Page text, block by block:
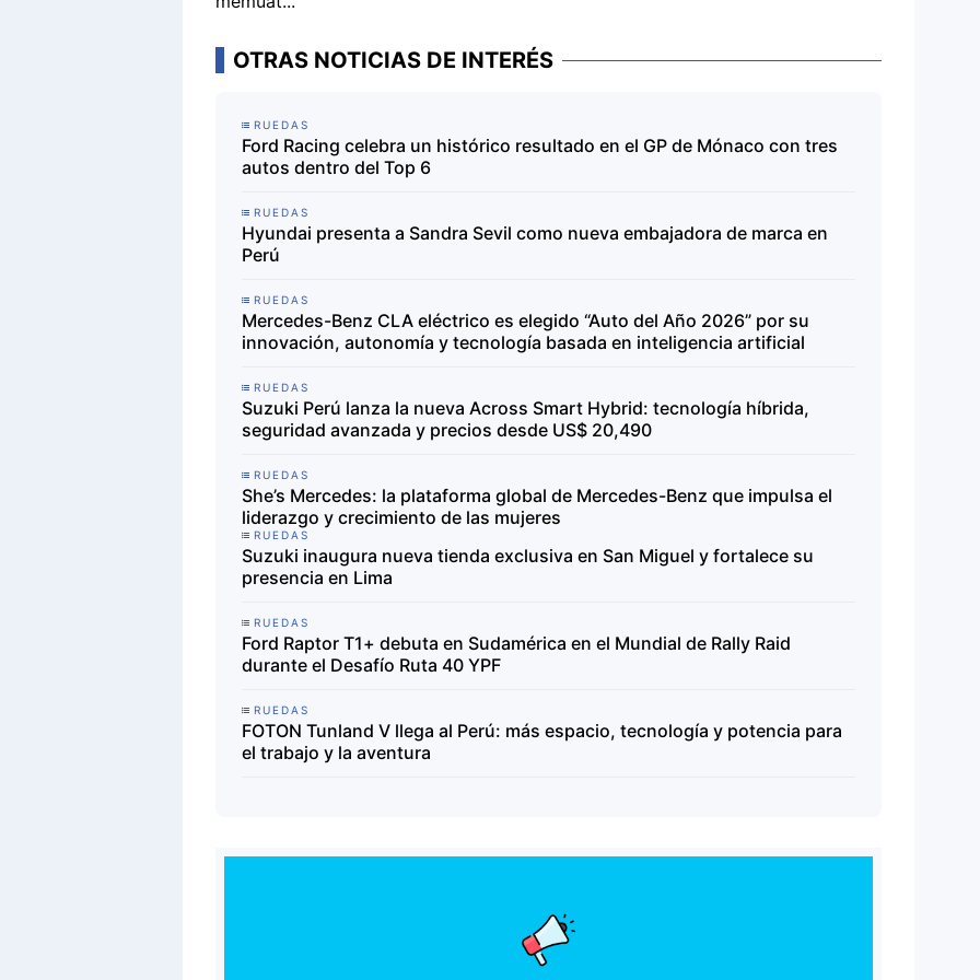
OTRAS NOTICIAS DE INTERÉS
RUEDAS
Ford Racing celebra un histórico resultado en el GP de Mónaco con tres
autos dentro del Top 6
RUEDAS
Hyundai presenta a Sandra Sevil como nueva embajadora de marca en
Perú
RUEDAS
Mercedes-Benz CLA eléctrico es elegido “Auto del Año 2026” por su
innovación, autonomía y tecnología basada en inteligencia artificial
RUEDAS
Suzuki Perú lanza la nueva Across Smart Hybrid: tecnología híbrida,
seguridad avanzada y precios desde US$ 20,490
RUEDAS
She’s Mercedes: la plataforma global de Mercedes-Benz que impulsa el
liderazgo y crecimiento de las mujeres
RUEDAS
Suzuki inaugura nueva tienda exclusiva en San Miguel y fortalece su
presencia en Lima
RUEDAS
Ford Raptor T1+ debuta en Sudamérica en el Mundial de Rally Raid
durante el Desafío Ruta 40 YPF
RUEDAS
FOTON Tunland V llega al Perú: más espacio, tecnología y potencia para
el trabajo y la aventura